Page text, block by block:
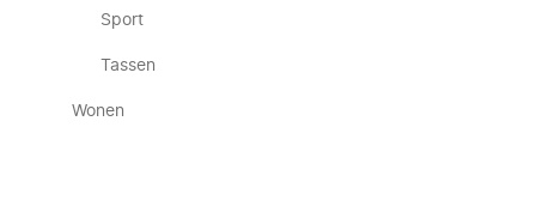
Sport
Tassen
Wonen